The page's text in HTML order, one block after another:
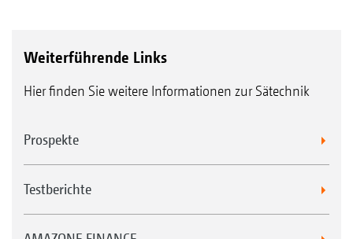
Weiterführende Links
Hier finden Sie weitere Informationen zur Sätechnik
Prospekte
Testberichte